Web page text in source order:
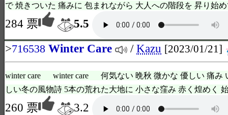
で 焼きついた 痛みに 包まれながら 大人への階段を 昇り始め
284 票
5.5
>716538 Winter Care /Kazu [2023/01/21]
winter care winter care 何気ない 晩秋 微かな 優しい 痛み
しい冬の風物詩 5本の荒れた大地に 小さな窪み 赤く煌めく
260 票
3.2